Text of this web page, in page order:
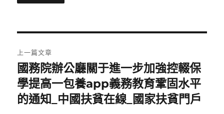
章
導
覽
上一篇文章
上
一
篇
國務院辦公廳關于進一步加強控輟保
學提高一包養app義務教育鞏固水平
的通知_中國扶貧在線_國家扶貧門戶